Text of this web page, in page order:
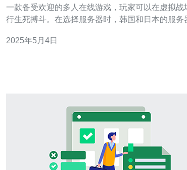
一款备受欢迎的多人在线游戏，玩家可以在虚拟战
行生死搏斗。在选择服务器时，韩国和日本的服务
服务器是最佳游戏体验的选择。 刺激战场的韩国和日本服
2025年5月4日